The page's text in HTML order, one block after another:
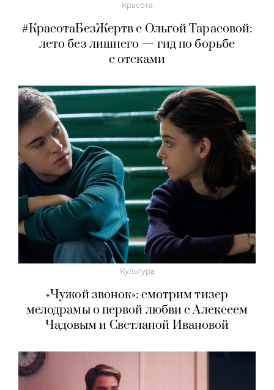
Красота
#КрасотаБезЖертв с Ольгой Тарасовой:
лето без лишнего — гид по борьбе
с отеками
Культура
«Чужой звонок»: смотрим тизер
мелодрамы о первой любви с Алексеем
Чадовым и Светланой Ивановой